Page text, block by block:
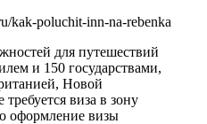
kak-poluchit-inn-na-rebenka
для путешествий
и 150 государствами,
Новой
виза в зону
оформление визы